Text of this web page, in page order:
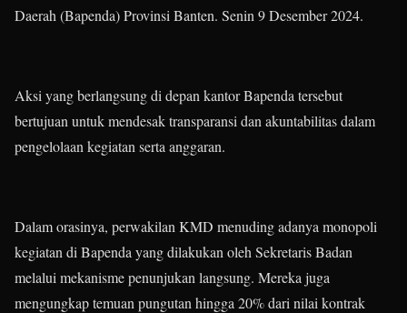
Daerah (Bapenda) Provinsi Banten. Senin 9 Desember 2024.
Aksi yang berlangsung di depan kantor Bapenda tersebut
bertujuan untuk mendesak transparansi dan akuntabilitas dalam
pengelolaan kegiatan serta anggaran.
Dalam orasinya, perwakilan KMD menuding adanya monopoli
kegiatan di Bapenda yang dilakukan oleh Sekretaris Badan
melalui mekanisme penunjukan langsung. Mereka juga
mengungkap temuan pungutan hingga 20% dari nilai kontrak